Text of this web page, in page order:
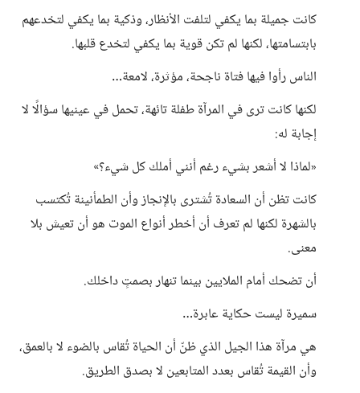
كانت جميلة بما يكفي لتلفت الأنظار، وذكية بما يكفي لتخدعهم
بابتسامتها، لكنها لم تكن قوية بما يكفي لتخدع قلبها.
الناس رأوا فيها فتاة ناجحة، مؤثرة، لامعة…
لكنها كانت ترى في المرآة طفلة تائهة، تحمل في عينيها سؤالًا لا
إجابة له:
«لماذا لا أشعر بشيء رغم أنني أملك كل شيء؟»
كانت تظن أن السعادة تُشترى بالإنجاز وأن الطمأنينة تُكتسب
بالشهرة لكنها لم تعرف أن أخطر أنواع الموت هو أن تعيش بلا
معنى.
أن تضحك أمام الملايين بينما تنهار بصمتٍ داخلك.
سميرة ليست حكاية عابرة…
هي مرآة هذا الجيل الذي ظنّ أن الحياة تُقاس بالضوء لا بالعمق،
وأن القيمة تُقاس بعدد المتابعين لا بصدق الطريق.